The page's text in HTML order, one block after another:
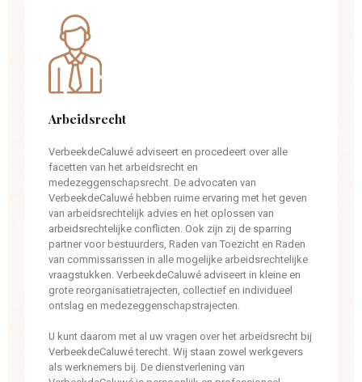
Arbeidsrecht
VerbeekdeCaluwé adviseert en procedeert over alle
facetten van het arbeidsrecht en
medezeggenschapsrecht. De advocaten van
VerbeekdeCaluwé hebben ruime ervaring met het geven
van arbeidsrechtelijk advies en het oplossen van
arbeidsrechtelijke conflicten. Ook zijn zij de sparring
partner voor bestuurders, Raden van Toezicht en Raden
van commissarissen in alle mogelijke arbeidsrechtelijke
vraagstukken. VerbeekdeCaluwé adviseert in kleine en
grote reorganisatietrajecten, collectief en individueel
ontslag en medezeggenschapstrajecten.
U kunt daarom met al uw vragen over het arbeidsrecht bij
VerbeekdeCaluwé terecht. Wij staan zowel werkgevers
als werknemers bij. De dienstverlening van